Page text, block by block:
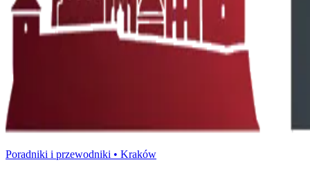
Poradniki i przewodniki • Kraków